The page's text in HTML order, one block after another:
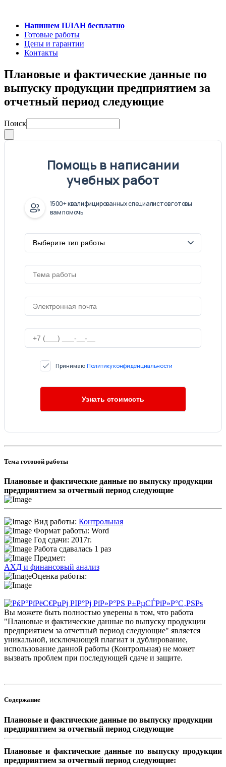
Напишем ПЛАН бесплатно
Готовые работы
Цены и гарантии
Контакты
Плановые и фактические данные по
выпуску продукции предприятием за
отчетный период следующие
Поиск
Помощь в написании
учебных работ
1500+ квалифицированных специалистов готовы
вам помочь
Принимаю Политику конфиденциальности
Тема готовой работы
Плановые и фактические данные по выпуску продукции
предприятием за отчетный период следующие
Вид работы: Контрольная
Формат работы: Word
Год сдачи: 2017г.
Работа сдавалась 1 раз
Предмет:
АХД и финансовый анализ
Оценка работы:
Вы можете быть полностью уверены в том, что работа
"Плановые и фактические данные по выпуску продукции
предприятием за отчетный период следующие" является
уникальной, исключающей плагиат и дублирование,
использование данной работы (Контрольная) не может
вызвать проблем при последующей сдаче и защите.
Содержание
Плановые и фактические данные по выпуску продукции
предприятием за отчетный период следующие
Плановые и фактические данные по выпуску продукции
предприятием за отчетный период следующие: